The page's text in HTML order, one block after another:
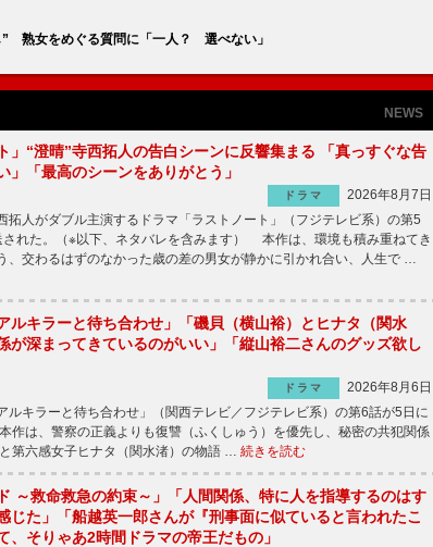
” 熟女をめぐる質問に「一人？ 選べない」
NEWS
」“澄晴”寺西拓人の告白シーンに反響集まる 「真っすぐな告
」「最高のシーンをありがとう」
ドラマ
2026年8月7日
人がダブル主演するドラマ「ラストノート」（フジテレビ系）の第5
された。（※以下、ネタバレを含みます） 本作は、環境も積み重ねてき
、交わるはずのなかった歳の差の男女が静かに引かれ合い、人生で …
ルキラーと待ち合わせ」「磯貝（横山裕）とヒナタ（関水
が深まってきているのがいい」「縦山裕二さんのグッズ欲し
ドラマ
2026年8月6日
キラーと待ち合わせ」（関西テレビ／フジテレビ系）の第6話が5日に
は、警察の正義よりも復讐（ふくしゅう）を優先し、秘密の共犯関係
第六感女子ヒナタ（関水渚）の物語 … 続きを読む
～救命救急の約束～」「人間関係、特に人を指導するのはす
じた」「船越英一郎さんが『刑事面に似ていると言われたこ
、そりゃあ2時間ドラマの帝王だもの」